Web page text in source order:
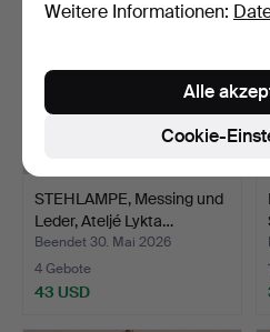
STEHLAMPE, Messing und
Leder, Ateljé Lykta…
Beendet 30. Mai 2026
4 Gebote
43 USD
Weitere Informationen:
Cookie-
Alle